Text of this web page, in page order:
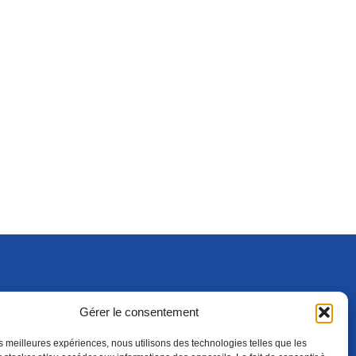
Gérer le consentement
meilleures expériences, nous utilisons des technologies telles que les
S'ABONNER
(NOUVELLE FENÊTRE)
ADHÉRER